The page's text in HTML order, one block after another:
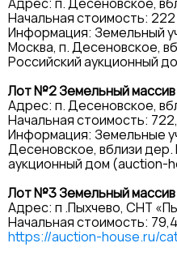
Начальная стоимость:
Информация: Земельный
Москва, п. Десеновское,
Российский аукционный
Лот №2 Земельный
Адрес: п. Десеновское,
Начальная стоимость:
Информация: Земельные
Десеновское, вблизи дер.
аукционный дом (auction-
Лот №3 Земельный
Адрес: п .Пыхчево, СНТ
Начальная стоимость:
https://auction-house.ru/